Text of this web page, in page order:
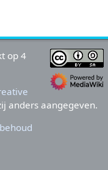
op 4
anders aangegeven.